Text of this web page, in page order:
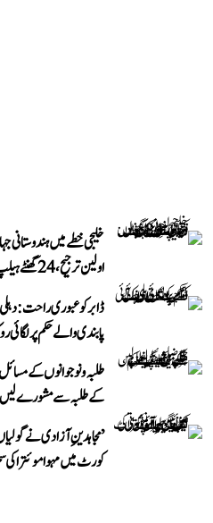
خلیجی خطے میں
اولین ترجیح، 24 گھنٹے ہیلپ لائن فعال: وزارتِ خارجہ
ڈابر کو عبوری راحت:
پابندی والے حکم پر
طلبہ و نوجوانوں کے
کے طلبہ سے مشورے
’مجاہدینِ آزادی نے
کورٹ میں مہوا موئترا